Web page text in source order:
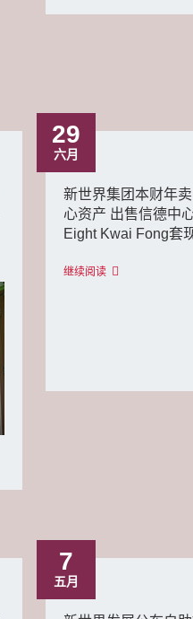
29
六月
新世界集团本财年
心资产 出售信德中
Eight Kwai Fong套
继续阅读
7
五月